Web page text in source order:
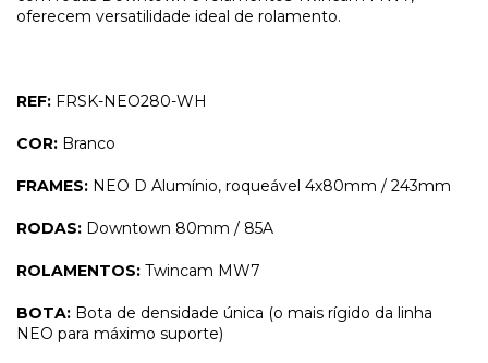
oferecem versatilidade ideal de rolamento.
REF: FRSK-NEO280-WH
COR: Branco
FRAMES: NEO D Alumínio, roqueável 4x80mm / 243mm
RODAS: Downtown 80mm / 85A
ROLAMENTOS: Twincam MW7
BOTA: Bota de densidade única (o mais rígido da linha
NEO para máximo suporte)